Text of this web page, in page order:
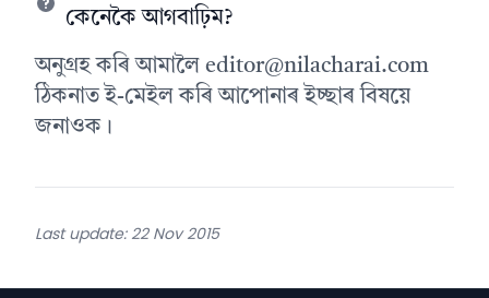
কেনেকৈ আগবাঢ়িম?
অনুগ্ৰহ কৰি আমালৈ editor@nilacharai.com
ঠিকনাত ই-মেইল কৰি আপোনাৰ ইচ্ছাৰ বিষয়ে
জনাওক।
Last update: 22 Nov 2015